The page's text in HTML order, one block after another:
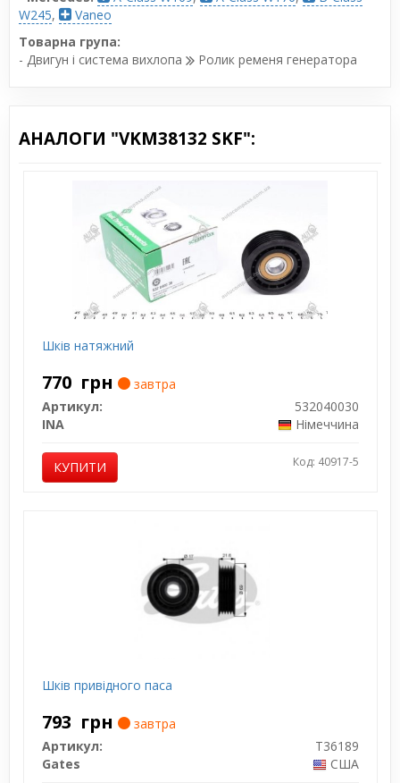
W245,
Vaneo
Товарна група:
- Двигун і система вихлопа
Ролик ременя генератора
АНАЛОГИ "VKM38132 SKF":
Шків натяжний
770 грн
завтра
Артикул:
532040030
INA
Німеччина
КУПИТИ Код: 40917-5
Шків привідного паса
793 грн
завтра
Артикул:
T36189
Gates
США